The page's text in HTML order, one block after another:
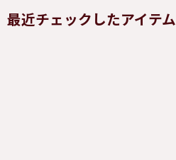
最近チェックしたアイテム